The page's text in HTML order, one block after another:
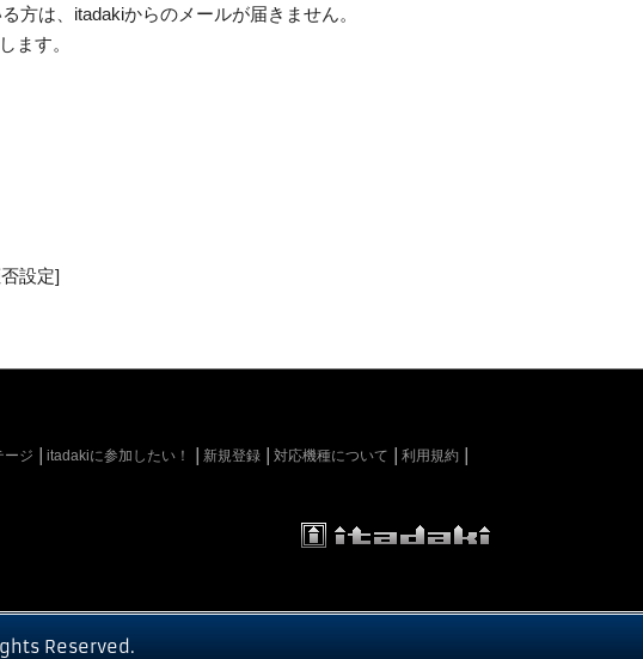
方は、itadakiからのメールが届きません。
ます。
設定]
ージ itadakiに参加したい！ 新規登録 対応機種について
利用規約
Reserved.